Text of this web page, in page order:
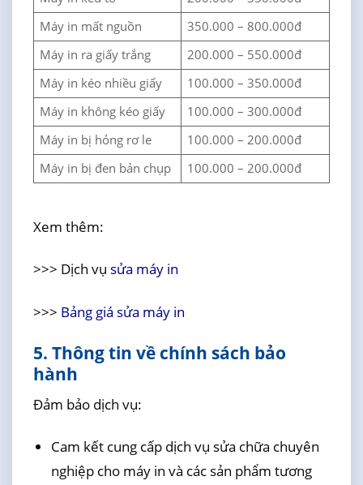
Máy in mất nguồn
350.000 – 800.000đ
Máy in ra giấy trắng
200.000 – 550.000đ
Máy in kéo nhiều giấy
100.000 – 350.000đ
Máy in không kéo giấy
100.000 – 300.000đ
Máy in bị hỏng rơ le
100.000 – 200.000đ
Máy in bị đen bản chụp
100.000 – 200.000đ
Xem thêm:
>>> Dịch vụ sửa máy in
>>> Bảng giá sửa máy in
5. Thông tin về chính sách bảo
hành
Đảm bảo dịch vụ:
Cam kết cung cấp dịch vụ sửa chữa chuyên
nghiệp cho máy in và các sản phẩm tương